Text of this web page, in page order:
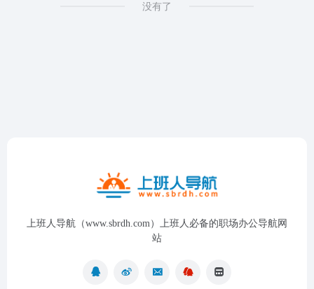
没有了
上班人导航（www.sbrdh.com）上班人必备的职场办公导航网
站